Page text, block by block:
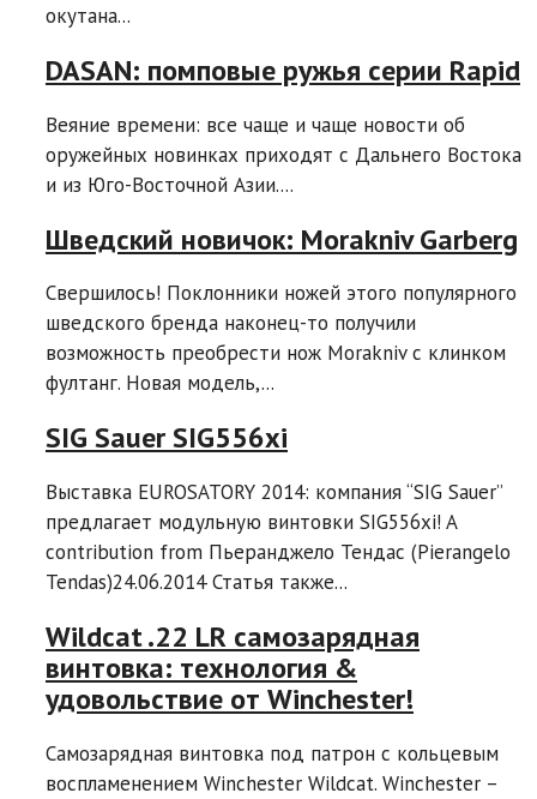
окутана...
DASAN: помповые ружья серии Rapid
Веяние времени: все чаще и чаще новости об
оружейных новинках приходят с Дальнего Востока
и из Юго-Восточной Азии....
Шведский новичок: Morakniv Garberg
Свершилось! Поклонники ножей этого популярного
шведского бренда наконец-то получили
возможность преобрести нож Morakniv с клинком
фултанг. Новая модель,...
SIG Sauer SIG556xi
Выставка EUROSATORY 2014: компания “SIG Sauer”
предлагает модульную винтовки SIG556xi! A
contribution from Пьеранджело Тендас (Pierangelo
Tendas)24.06.2014 Статья также...
Wildcat .22 LR самозарядная
винтовка: технология &
удовольствие от Winchester!
Cамозарядная винтовка под патрон с кольцевым
воспламенением Winchester Wildcat. Winchester –